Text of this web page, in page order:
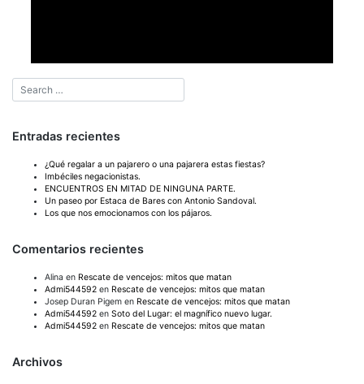
Entradas recientes
¿Qué regalar a un pajarero o una pajarera estas fiestas?
Imbéciles negacionistas.
ENCUENTROS EN MITAD DE NINGUNA PARTE.
Un paseo por Estaca de Bares con Antonio Sandoval.
Los que nos emocionamos con los pájaros.
Comentarios recientes
Alina en Rescate de vencejos: mitos que matan
Admi544592 en Rescate de vencejos: mitos que matan
Josep Duran Pigem en Rescate de vencejos: mitos que matan
Admi544592 en Soto del Lugar: el magnífico nuevo lugar.
Admi544592 en Rescate de vencejos: mitos que matan
Archivos